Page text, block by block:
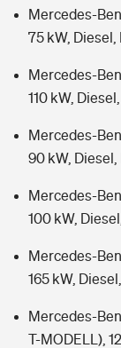
Mercedes-
75 kW,
Mercedes-
110 kW,
Mercedes-
90 kW,
Mercedes-
100 kW,
Mercedes-
165 kW,
Mercedes-
T-MODELL),